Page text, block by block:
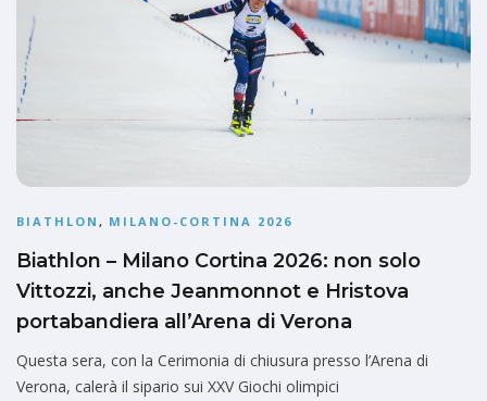
BIATHLON , MILANO-CORTINA 2026
Biathlon – Milano Cortina 2026: non solo
Vittozzi, anche Jeanmonnot e Hristova
portabandiera all’Arena di Verona
Questa sera, con la Cerimonia di chiusura presso l’Arena di
Verona, calerà il sipario sui XXV Giochi olimpici